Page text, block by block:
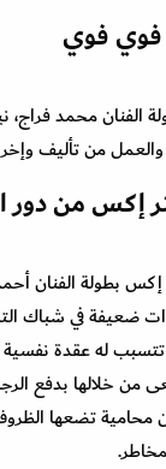
فوي فوي
الفنان محمد فراج،
من تأليف
إكس من دور
بطولة الفنان
ضعيفة في شباك
له عقدة
من خلالها بدفع
تضعها